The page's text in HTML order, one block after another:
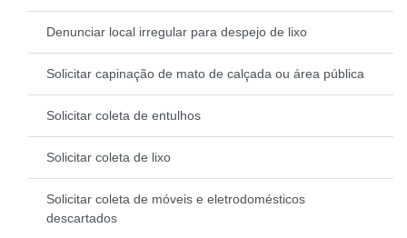
Denunciar local irregular para despejo de lixo
Solicitar capinação de mato de calçada ou área pública
Solicitar coleta de entulhos
Solicitar coleta de lixo
Solicitar coleta de móveis e eletrodomésticos
descartados